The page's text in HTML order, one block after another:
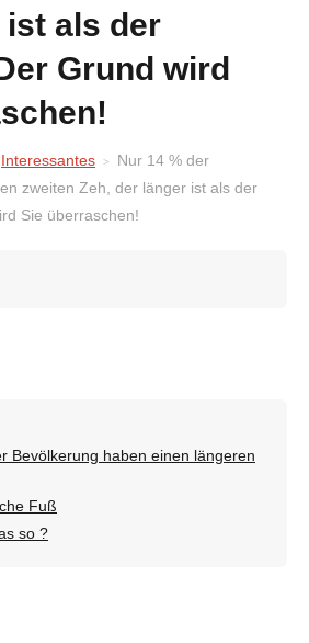
ist als der
Grund wird
Interessantes
Nur 14 % der
zweiten Zeh, der länger ist als der
Sie überraschen!
Bevölkerung haben einen längeren
Fuß
so ?